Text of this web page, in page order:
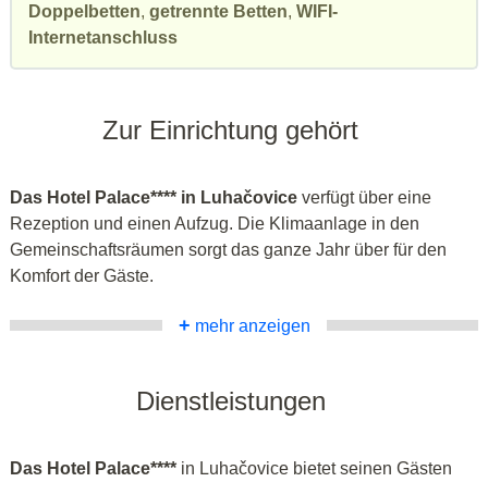
Doppelbetten, getrennte Betten, WIFI-
Internetanschluss
Zur Einrichtung gehört
Das Hotel Palace**** in Luhačovice verfügt über eine
Rezeption und einen Aufzug. Die Klimaanlage in den
Gemeinschaftsräumen sorgt das ganze Jahr über für den
Komfort der Gäste.
+ mehr anzeigen
Dienstleistungen
Das Hotel Palace**** in Luhačovice bietet seinen Gästen